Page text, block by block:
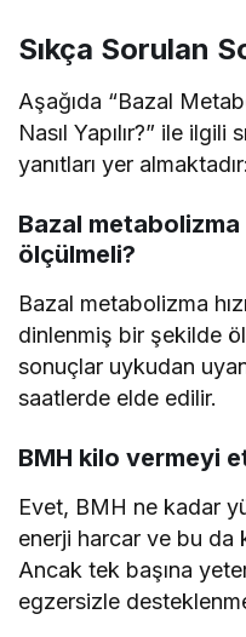
Sıkça Sorulan
Aşağıda “Bazal
Nasıl Yapılır?” ile
yanıtları yer almaktadır:
Bazal metabolizma
ölçülmeli?
Bazal metabolizma
dinlenmiş bir şekilde
sonuçlar uykudan
saatlerde elde edilir.
BMH kilo vermeyi
Evet, BMH ne kadar
enerji harcar ve bu da
Ancak tek başına
egzersizle